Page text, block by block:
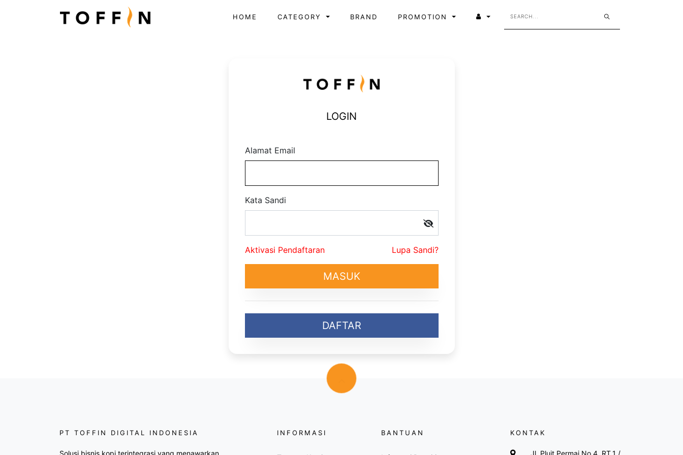
HOME CATEGORY BRAND PROMOTION
LOGIN
Alamat Email
Kata Sandi
Aktivasi Pendaftaran Lupa Sandi?
MASUK
DAFTAR
PT TOFFIN DIGITAL INDONESIA
Solusi bisnis kopi terintegrasi yang menawarkan
INFORMASI BANTUAN KONTAK
Jl. Pluit Permai No.4, RT.1 /